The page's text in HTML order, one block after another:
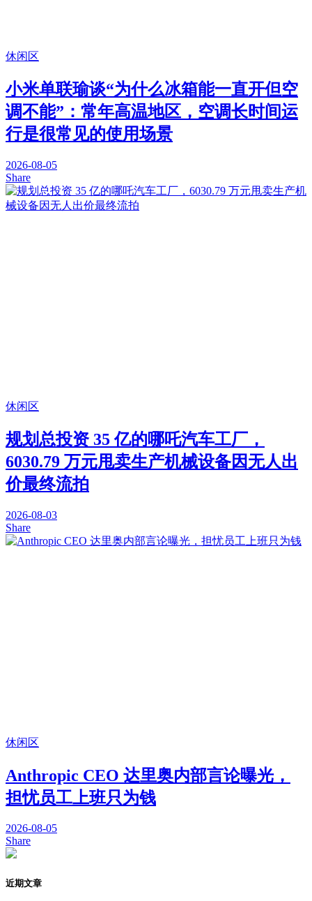
休闲区
小米单联瑜谈“为什么冰箱能一直开但空
调不能”：常年高温地区，空调长时间运
行是很常见的使用场景
2026-08-05
Share
休闲区
规划总投资 35 亿的哪吒汽车工厂，
6030.79 万元甩卖生产机械设备因无人出
价最终流拍
2026-08-03
Share
休闲区
Anthropic CEO 达里奥内部言论曝光，
担忧员工上班只为钱
2026-08-05
Share
近期文章